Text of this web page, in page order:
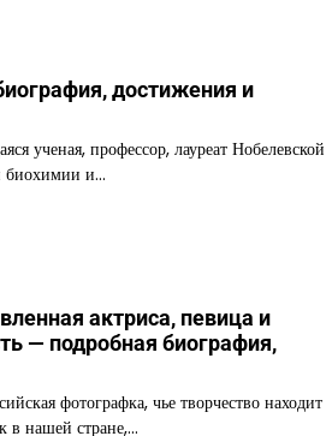
достижения и
ученая, профессор, лауреат Нобелевской
биохимии и…
актриса, певица и
— подробная биография,
фотографка, чье творчество находит
в нашей стране,…